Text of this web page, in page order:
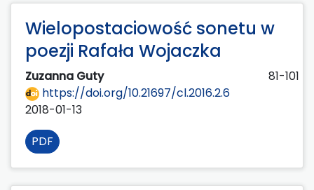
Wielopostaciowość sonetu w
poezji Rafała Wojaczka
Zuzanna Guty
81-101
https://doi.org/10.21697/cl.2016.2.6
2018-01-13
PDF